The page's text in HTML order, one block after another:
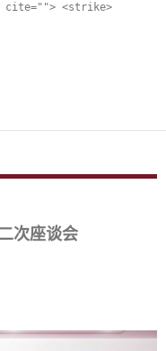
cite=""> <strike>
次座谈会